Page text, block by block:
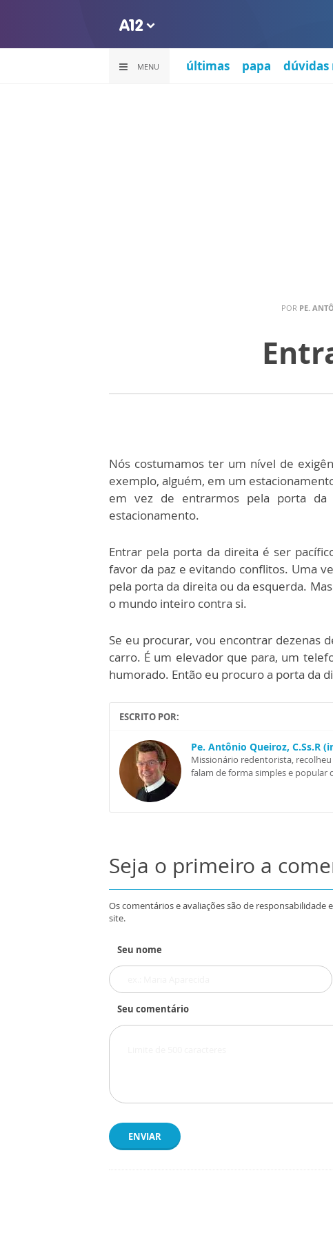
MENU últimas papa dúvidas
POR PE.
Nós costumamos ter um nível de
exemplo, alguém, em um
em vez de entrarmos pela porta
estacionamento.
Entrar pela porta da direita é ser
favor da paz e evitando conflitos. Uma
pela porta da direita ou da esquerda.
o mundo inteiro contra si.
Se eu procurar, vou encontrar dezenas
carro. É um elevador que para, um
humorado. Então eu procuro a porta da
ESCRITO POR:
Pe. Antônio Queiroz, C.Ss.R
Missionário redentorista,
falam de forma simples e popular
Seja o primeiro a
Os comentários e avaliações são de
site.
Seu nome
Seu comentário
ENVIAR